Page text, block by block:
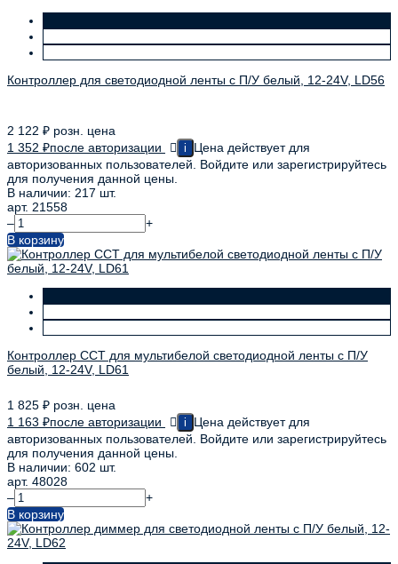
Контроллер для светодиодной ленты с П/У белый, 12-24V, LD56
2 122 ₽ розн. цена
1 352 ₽после авторизации i
Цена действует для
авторизованных пользователей. Войдите или зарегистрируйтесь
для получения данной цены.
В наличии: 217 шт.
арт. 21558
–
+
В корзину
Контроллер CCT для мультибелой светодиодной ленты с П/У
белый, 12-24V, LD61
1 825 ₽ розн. цена
1 163 ₽после авторизации i
Цена действует для
авторизованных пользователей. Войдите или зарегистрируйтесь
для получения данной цены.
В наличии: 602 шт.
арт. 48028
–
+
В корзину